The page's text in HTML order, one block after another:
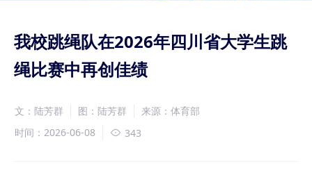
我校跳绳队在2026年四川省大学生跳
绳比赛中再创佳绩
文：陆芳群 图：陆芳群
来源：体育部
时间：2026-06-08
343